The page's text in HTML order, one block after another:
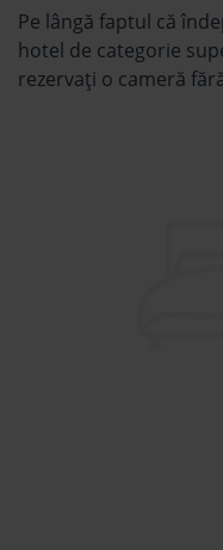
Pe lângă faptul că
hotel de categorie
rezervaţi o cameră